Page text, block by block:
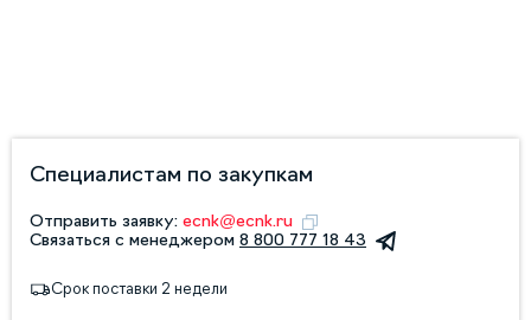
Специалистам по закупкам
Отправить заявку: ecnk@ecnk.ru
Связаться с менеджером 8 800 777 18 43
Срок поставки 2 недели